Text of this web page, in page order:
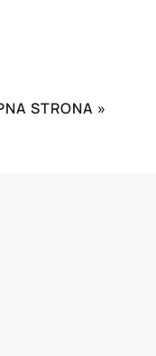
STRONA »